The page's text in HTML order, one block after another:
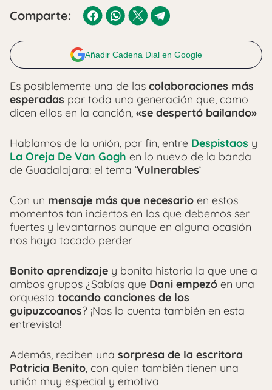
Comparte:
Añadir Cadena Dial en Google
Es posiblemente una de las colaboraciones más
esperadas por toda una generación que, como
dicen ellos en la canción, «se despertó bailando»
Hablamos de la unión, por fin, entre Despistaos y
La Oreja De Van Gogh en lo nuevo de la banda
de Guadalajara: el tema ‘Vulnerables‘
Con un mensaje más que necesario en estos
momentos tan inciertos en los que debemos ser
fuertes y levantarnos aunque en alguna ocasión
nos haya tocado perder
Bonito aprendizaje y bonita historia la que une a
ambos grupos ¿Sabías que Dani empezó en una
orquesta tocando canciones de los
guipuzcoanos? ¡Nos lo cuenta también en esta
entrevista!
Además, reciben una sorpresa de la escritora
Patricia Benito, con quien también tienen una
unión muy especial y emotiva